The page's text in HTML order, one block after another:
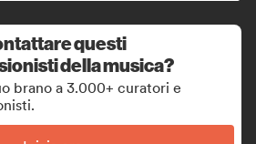
questi
della musica?
brano a 3.000+ curatori e